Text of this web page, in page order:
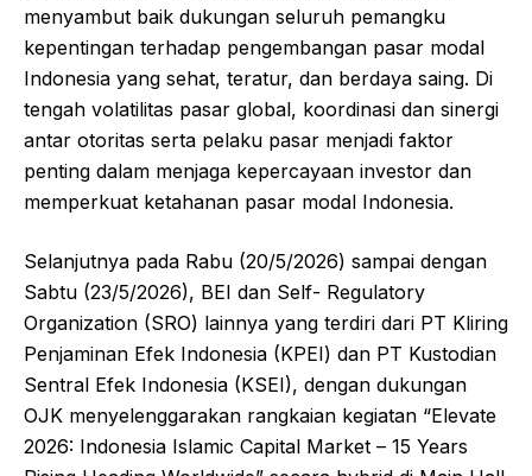
menyambut baik dukungan seluruh pemangku
kepentingan terhadap pengembangan pasar modal
Indonesia yang sehat, teratur, dan berdaya saing. Di
tengah volatilitas pasar global, koordinasi dan sinergi
antar otoritas serta pelaku pasar menjadi faktor
penting dalam menjaga kepercayaan investor dan
memperkuat ketahanan pasar modal Indonesia.
Selanjutnya pada Rabu (20/5/2026) sampai dengan
Sabtu (23/5/2026), BEI dan Self- Regulatory
Organization (SRO) lainnya yang terdiri dari PT Kliring
Penjaminan Efek Indonesia (KPEI) dan PT Kustodian
Sentral Efek Indonesia (KSEI), dengan dukungan
OJK menyelenggarakan rangkaian kegiatan “Elevate
2026: Indonesia Islamic Capital Market – 15 Years